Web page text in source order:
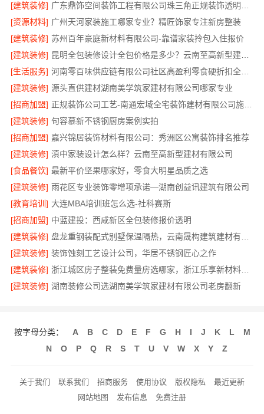
[建筑装修]
[资源材料] 广州天河家装施工哪家专业？精匠饰家专注新房整装
[建筑装修] 苏州百年豪庭新材料有限公司-靠谱家装拎包入住报价
[建筑装修]
昆明全包装修设计全包价格是多少？云南至高新型建材为您揭晓
[生活服务]
河南零百味供应链有限公司社区高盈利零食硬折扣全域盈利
[建筑装修] 源头直供建材湖南美学筑家建材有限公司哪家专业
[招商加盟]
正规装饰公司工艺-南通宏域全宅装饰建材有限公司施工标准
[建筑装修] 句容慕新不锈钢厨房案例实拍
[招商加盟] 嘉兴锦居装饰材料有限公司：秀洲区公寓装饰排名推荐
[建筑装修] 滇中家装设计怎么样？云南至高新型建材有限公司
[食品餐饮] 最新平价坚果哪家好，零食大明星品质之选
[建筑装修] 雨花区专业装饰零增项承诺—湖南创益讯建筑有限公司
[教育培训] 大连MBA培训班怎么选-社科赛斯
[招商加盟] 中蓝建投：西咸新区全包装修报价透明
[建筑装修]
[建筑装修] 装饰蚀刻工艺设计公司，华居不锈钢匠心之作
[建筑装修]
浙江城区房子整装免费量房选哪家，浙江乐享新材料有限公司
[建筑装修] 湖南装修公司选湖南美学筑家建材有限公司老房翻新
按字母分类： A B C D E F G H I J K L
M
N
O P Q R S T U V W X Y Z
关于我们 联系我们 招商服务 使用协议 版权隐私
最近更新
网站地图
发布信息 免费注册